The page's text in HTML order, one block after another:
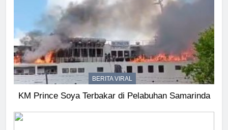
BERITA VIRAL
KM Prince Soya Terbakar di Pelabuhan Samarinda